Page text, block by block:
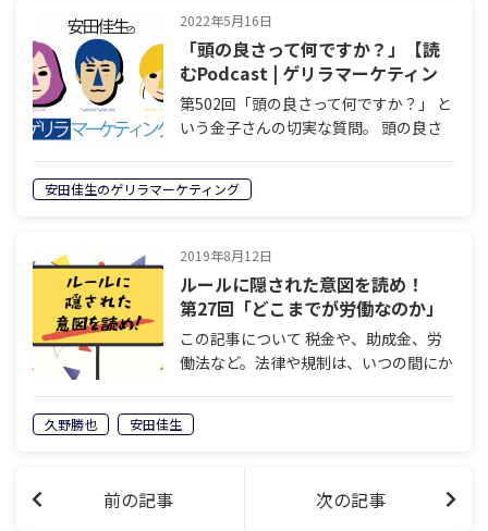
ケど…
2022年5月16日
「頭の良さって何ですか？」【読
むPodcast | ゲリラマーケティン
グ】
第502回「頭の良さって何ですか？」 と
いう金子さんの切実な質問。 頭の良さ
ダメな人はどうしたらいいの？ 栃尾 こ
んにちは。安田佳生のゲリラマーケティ
安田佳生のゲリラマーケティング
2019年8月12日
ルールに隠された意図を読め！
第27回「どこまでが労働なのか」
この記事について 税金や、助成金、労
働法など。法律や規制は、いつの間にか
請などではないのです。そこには明確な
意図があります。誰が、どのような意図
久野勝也 安田佳生
前の記事 次の記事